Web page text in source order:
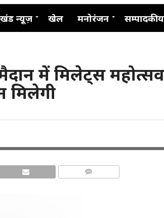
न्यूज़ खेल मनोरंजन सम्पादकीय
में मिलेट्स
मिलेगी